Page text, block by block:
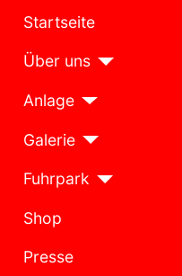
Startseite
Über uns
Anlage
Galerie
Fuhrpark
Shop
Presse